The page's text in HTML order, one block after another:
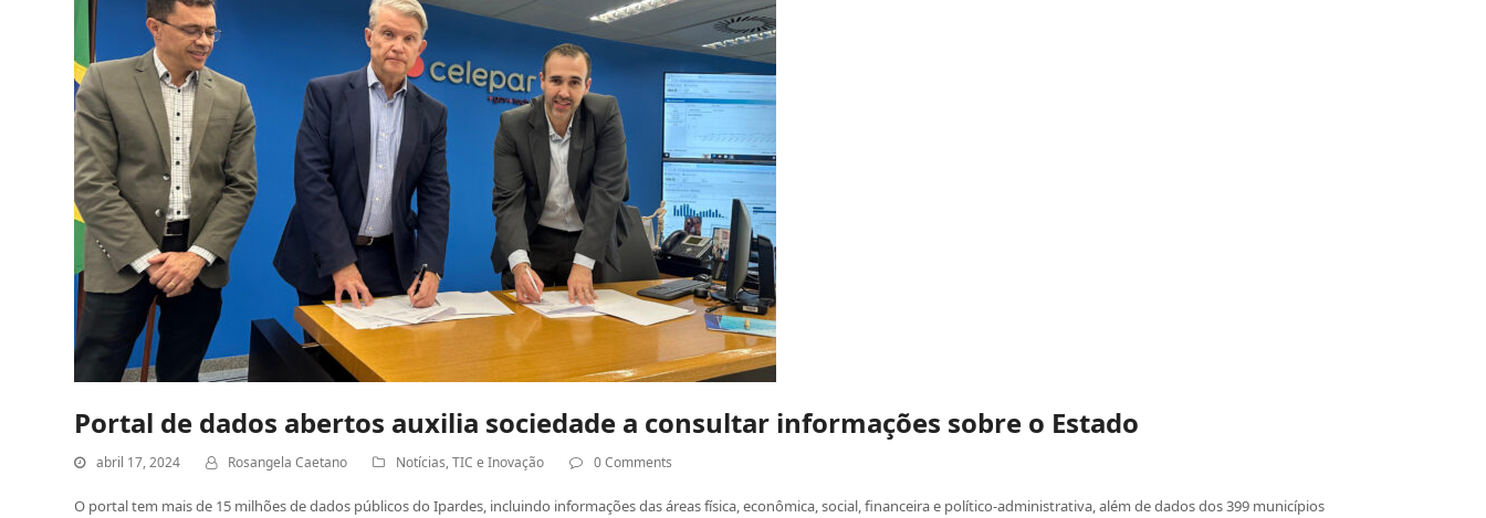
Portal de dados abertos auxilia sociedade a consultar informações sobre o Estado
abril 17, 2024 Rosangela Caetano Notícias,TIC e Inovação 0 Comments
O portal tem mais de 15 milhões de dados públicos do Ipardes, incluindo informações das áreas física, econômica, social, financeira e político-administrativa, além de dados dos 399 municípios